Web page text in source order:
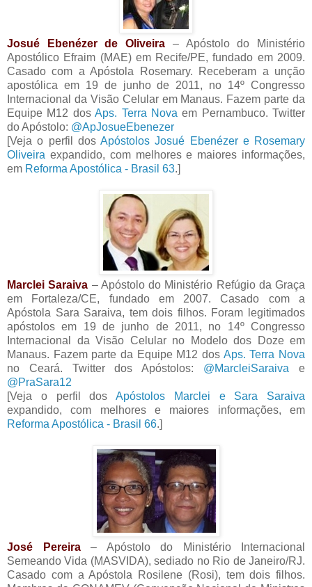
Josué Ebenézer de Oliveira – Apóstolo do Ministério
Apostólico Efraim (MAE) em Recife/PE, fundado em 2009.
Casado com a Apóstola Rosemary. Receberam a unção
apostólica em 19 de junho de 2011, no 14º Congresso
Internacional da Visão Celular em Manaus. Fazem parte da
Equipe M12 dosAps. Terra Nova em Pernambuco. Twitter
do Apóstolo: @ApJosueEbenezer
[Veja o perfil dos Apóstolos Josué Ebenézer e Rosemary
Oliveira expandido, com melhores e maiores informações,
em Reforma Apostólica - Brasil 63.]
Marclei Saraiva – Apóstolo do Ministério Refúgio da Graça
em Fortaleza/CE, fundado em 2007. Casado com a
Apóstola Sara Saraiva, tem dois filhos. Foram legitimados
apóstolos em 19 de junho de 2011, no 14º Congresso
Internacional da Visão Celular no Modelo dos Doze em
Manaus. Fazem parte da Equipe M12 dos Aps. Terra Nova
no Ceará. Twitter dos Apóstolos: @MarcleiSaraiva e
@PraSara12
[Veja o perfil dos Apóstolos Marclei e Sara Saraiva
expandido, com melhores e maiores informações, em
Reforma Apostólica - Brasil 66.]
José Pereira– Apóstolo do Ministério Internacional
Semeando Vida (MASVIDA), sediado no Rio de Janeiro/RJ.
Casado com a Apóstola Rosilene (Rosi), tem dois filhos.